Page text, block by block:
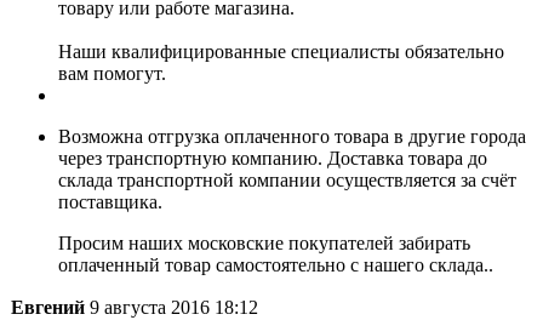
товару или работе магазина.
Наши квалифицированные специалисты обязательно
вам помогут.
Возможна отгрузка оплаченного товара в другие города
через транспортную компанию. Доставка товара до
склада транспортной компании осуществляется за счёт
поставщика.
Просим наших московские покупателей забирать
оплаченный товар самостоятельно с нашего склада..
Евгений 9 августа 2016 18:12